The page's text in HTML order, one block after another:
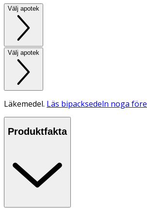
Välj apotek
Välj apotek
Läkemedel. Läs bipacksedeln noga
Produktfakta